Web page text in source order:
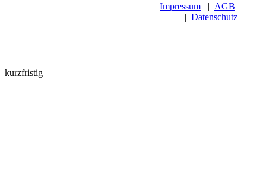
Impressum | AGB
| Datenschutz
kurzfristig